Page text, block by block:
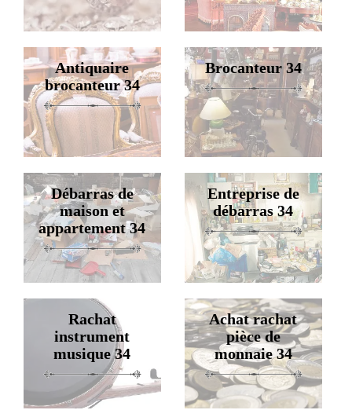
Antiquaire
brocanteur 34
Brocanteur 34
Débarras de
maison et
appartement 34
Entreprise de
débarras 34
Rachat
instrument
musique 34
Achat rachat
pièce de
monnaie 34